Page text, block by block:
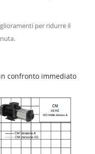
per ridurre il
confronto immediato